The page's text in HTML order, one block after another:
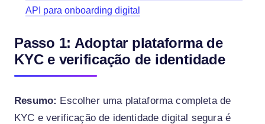
API para onboarding digital
Passo 1: Adoptar plataforma de
KYC e verificação de identidade
Resumo: Escolher uma plataforma completa de
KYC e verificação de identidade digital segura é